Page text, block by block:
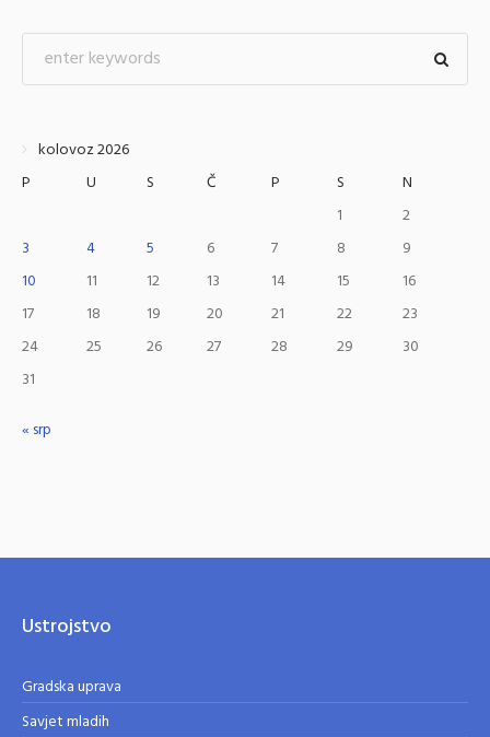
kolovoz 2026
P
U S Č P S
N
1
2
3
4 5 6 7 8
9
10
11 12 13 14 15
16
17
18 19 20 21 22
23
24
25 26 27 28 29
30
31
« srp
Ustrojstvo
Gradska uprava
Savjet mladih